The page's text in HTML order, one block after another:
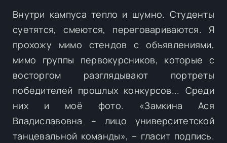
Внутри кампуса тепло и шумно. Студенты
суетятся, смеются, переговариваются. Я
прохожу мимо стендов с объявлениями,
мимо группы первокурсников, которые с
восторгом разглядывают портреты
победителей прошлых конкурсов... Среди
них и моё фото. «Замкина Ася
Владиславовна – лицо университетской
танцевальной команды», – гласит подпись.